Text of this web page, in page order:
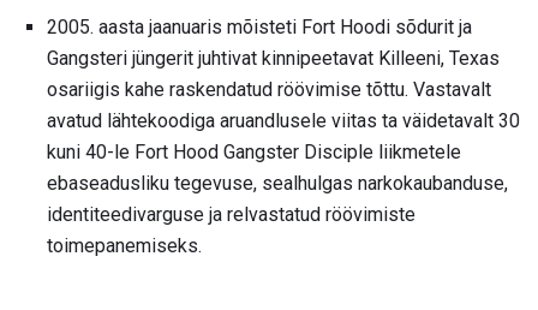
2005. aasta jaanuaris mõisteti Fort Hoodi sõdurit ja
Gangsteri jüngerit juhtivat kinnipeetavat Killeeni, Texas
osariigis kahe raskendatud röövimise tõttu. Vastavalt
avatud lähtekoodiga aruandlusele viitas ta väidetavalt 30
kuni 40-le Fort Hood Gangster Disciple liikmetele
ebaseadusliku tegevuse, sealhulgas narkokaubanduse,
identiteedivarguse ja relvastatud röövimiste
toimepanemiseks.